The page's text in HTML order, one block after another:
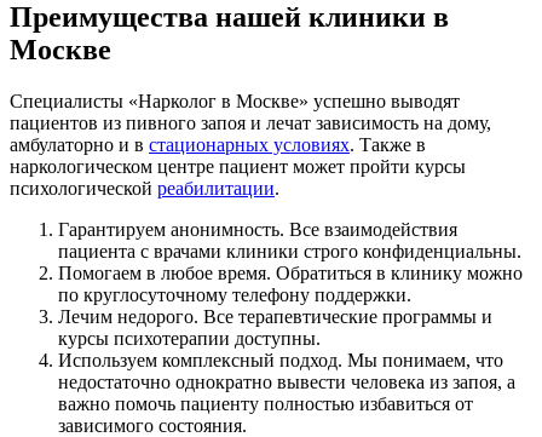
Преимущества нашей клиники в
Москве
Специалисты «Нарколог в Москве» успешно выводят
пациентов из пивного запоя и лечат зависимость на дому,
амбулаторно и в стационарных условиях. Также в
наркологическом центре пациент может пройти курсы
психологической реабилитации.
Гарантируем анонимность. Все взаимодействия
пациента с врачами клиники строго конфиденциальны.
Помогаем в любое время. Обратиться в клинику можно
по круглосуточному телефону поддержки.
Лечим недорого. Все терапевтические программы и
курсы психотерапии доступны.
Используем комплексный подход. Мы понимаем, что
недостаточно однократно вывести человека из запоя, а
важно помочь пациенту полностью избавиться от
зависимого состояния.